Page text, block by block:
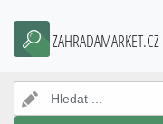
ZAHRADAMARKET.CZ